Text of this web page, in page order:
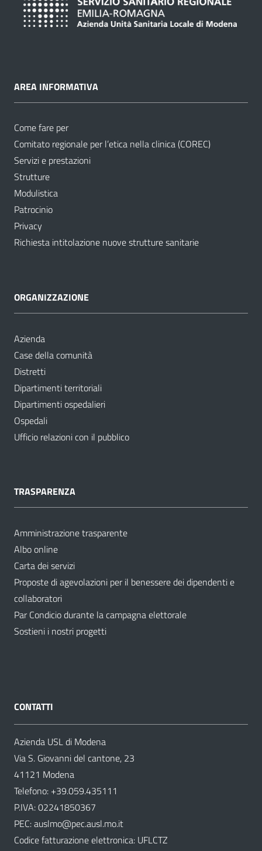
AREA INFORMATIVA
Come fare per
Comitato regionale per l’etica nella clinica (COREC)
Servizi e prestazioni
Strutture
Modulistica
Patrocinio
Privacy
Richiesta intitolazione nuove strutture sanitarie
ORGANIZZAZIONE
Azienda
Case della comunità
Distretti
Dipartimenti territoriali
Dipartimenti ospedalieri
Ospedali
Ufficio relazioni con il pubblico
TRASPARENZA
Amministrazione trasparente
Albo online
Carta dei servizi
Proposte di agevolazioni per il benessere dei dipendenti e
collaboratori
Par Condicio durante la campagna elettorale
Sostieni i nostri progetti
CONTATTI
Azienda USL di Modena
Via S. Giovanni del cantone, 23
41121 Modena
Telefono: +39.059.435111
P.IVA: 02241850367
PEC:auslmo@pec.ausl.mo.it
Codice fatturazione elettronica: UFLCTZ